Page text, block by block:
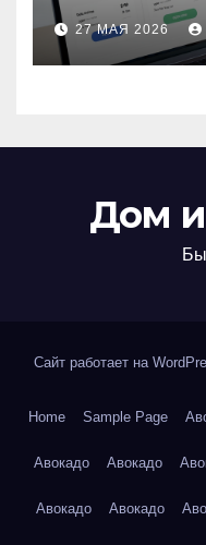
поиска
билетов
27 МАЯ 2026
Дом
Сайт работает на
Home Sample Page
Авокадо Авокадо
Авокадо Авокадо